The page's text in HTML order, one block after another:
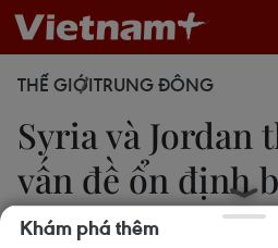
THẾ GIỚITRUNG ĐÔNG
Syria và Jordan
vấn đề ổn định
nước
Khám phá thêm